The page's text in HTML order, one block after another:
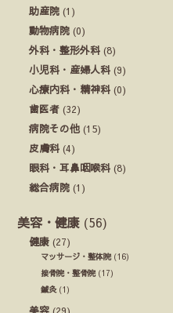
助産院 (1)
動物病院 (0)
外科・整形外科 (8)
小児科・産婦人科 (9)
心療内科・精神科 (0)
歯医者 (32)
病院その他 (15)
皮膚科 (4)
眼科・耳鼻咽喉科 (8)
総合病院 (1)
美容・健康 (56)
健康 (27)
マッサージ・整体院(16)
接骨院・整骨院(17)
鍼灸(1)
美容 (29)